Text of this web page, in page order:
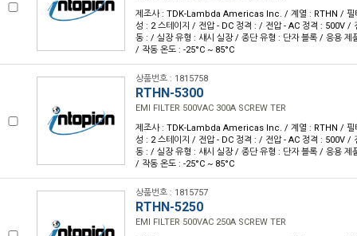
제조사 : TDK-Lambda Americas Inc. / 계열 : RTHN / 필
성 : 2 스테이지 / 전압 - DC 정격 : / 전압 - AC 정격 : 500V /
동 : / 실장 유형 : 섀시 실장 / 종단 유형 : 단자 블록 / 응용 제
/ 작동 온도 : -25°C ~ 85°C
상품번호 : 1815758
RTHN-5300
EMI FILTER 500VAC 300A SCREW TER
제조사 : TDK-Lambda Americas Inc. / 계열 : RTHN / 필
성 : 2 스테이지 / 전압 - DC 정격 : / 전압 - AC 정격 : 500V /
동 : / 실장 유형 : 섀시 실장 / 종단 유형 : 단자 블록 / 응용 제
/ 작동 온도 : -25°C ~ 85°C
상품번호 : 1815757
RTHN-5250
EMI FILTER 500VAC 250A SCREW TER